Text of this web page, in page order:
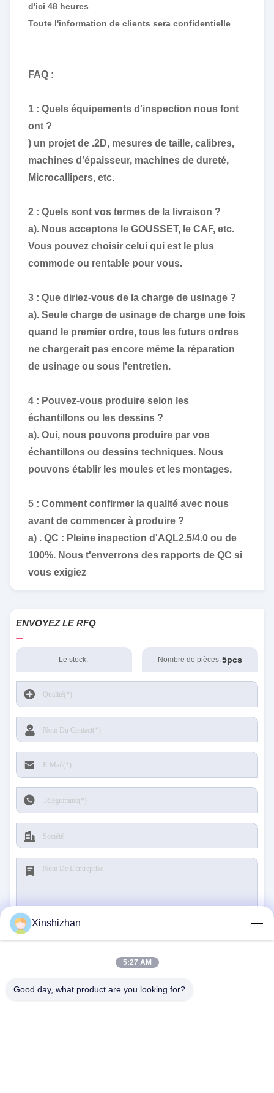
d'ici 48 heures
Toute l'information de clients sera confidentielle
FAQ :
1 : Quels équipements d'inspection nous font
ont ?
) un projet de .2D, mesures de taille, calibres,
machines d'épaisseur, machines de dureté,
Microcallipers, etc.
2 : Quels sont vos termes de la livraison ?
a). Nous acceptons le GOUSSET, le CAF, etc.
Vous pouvez choisir celui qui est le plus
commode ou rentable pour vous.
3 : Que diriez-vous de la charge de usinage ?
a). Seule charge de usinage de charge une fois
quand le premier ordre, tous les futurs ordres
ne chargerait pas encore même la réparation
de usinage ou sous l'entretien.
4 : Pouvez-vous produire selon les
échantillons ou les dessins ?
a). Oui, nous pouvons produire par vos
échantillons ou dessins techniques. Nous
pouvons établir les moules et les montages.
5 : Comment confirmer la qualité avec nous
avant de commencer à produire ?
a) . QC : Pleine inspection d'AQL2.5/4.0 ou de
100%. Nous t'enverrons des rapports de QC si
vous exigiez
ENVOYEZ LE RFQ
Le stock: Nombre de pièces:5pcs
Xinshizhan
5:27 AM
Good day, what product are you looking for?